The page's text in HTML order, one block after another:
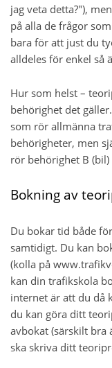
jag veta detta?"),
på alla de frågor
bara för att just du
alldeles för enkel så
Hur som helst –
behörighet det
som rör allmänna
behörigheter, men
rör behörighet B
Bokning av
Du bokar tid både
samtidigt. Du kan
(kolla på
kan din trafikskola
internet är att du då
du kan göra ditt
avbokat (särskilt bra
ska skriva ditt